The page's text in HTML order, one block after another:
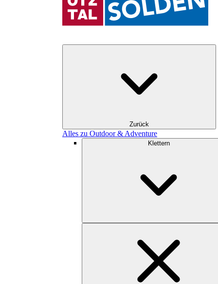
Zurück
Alles zu Outdoor & Adventure
Klettern